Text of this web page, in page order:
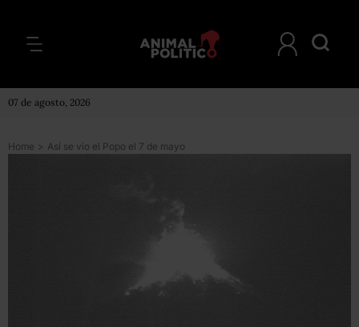
07 de agosto, 2026
Home > Así se vio el Popo el 7 de mayo